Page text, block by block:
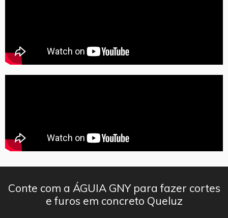
Conte com a ÁGUIA GNY para fazer cortes
e furos em concreto Queluz